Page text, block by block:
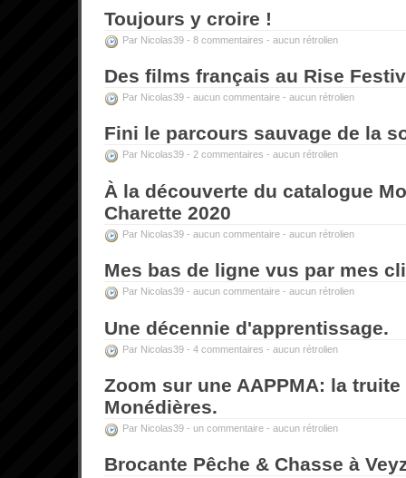
Toujours y croire !
Par Nicolas39 - 8 commentaires - aucun rétrolien
Des films français au Rise
Par Nicolas39 - aucun commentaire - aucun rétrolien
Fini le parcours sauvage de la
Par Nicolas39 - 2 commentaires - aucun rétrolien
À la découverte du catalogue
Charette 2020
Par Nicolas39 - aucun commentaire - aucun rétrolien
Mes bas de ligne vus par mes
Par Nicolas39 - aucun commentaire - aucun rétrolien
Une décennie d'apprentissage.
Par Nicolas39 - 4 commentaires - aucun rétrolien
Zoom sur une AAPPMA: la truite
Monédières.
Par Nicolas39 - un commentaire - aucun rétrolien
Brocante Pêche & Chasse à